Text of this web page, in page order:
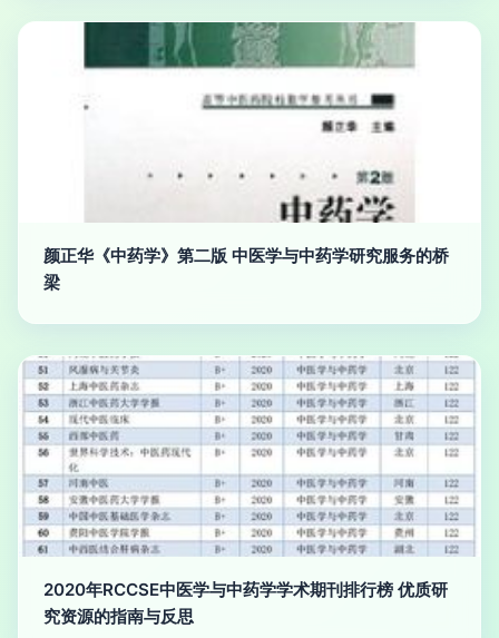
颜正华《中药学》第二版 中医学与中药学研究服务的桥
梁
2020年RCCSE中医学与中药学学术期刊排行榜 优质研
究资源的指南与反思